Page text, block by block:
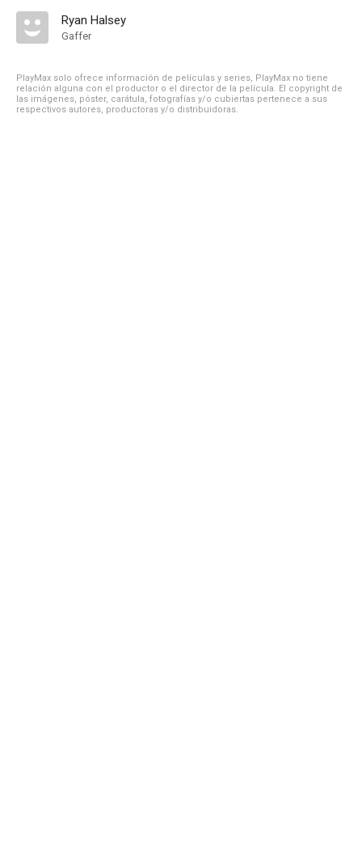
Ryan Halsey
Gaffer
PlayMax solo ofrece información de películas y series, PlayMax no tiene
relación alguna con el productor o el director de la película. El copyright de
las imágenes, póster, carátula, fotografías y/o cubiertas pertenece a sus
respectivos autores, productoras y/o distribuidoras.